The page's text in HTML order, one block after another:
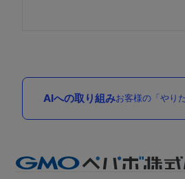
AIへの取り組みお客様の「やり